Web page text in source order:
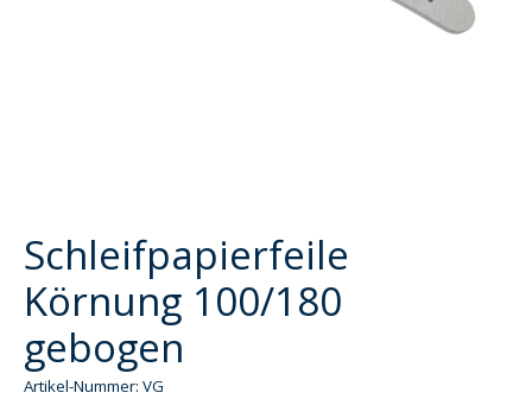
Schleifpapierfeile
Körnung 100/180
gebogen
Artikel-Nummer: VG